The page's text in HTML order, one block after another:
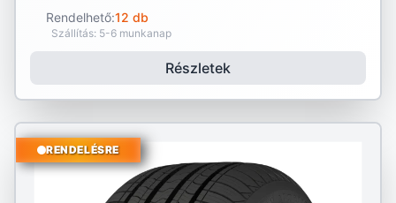
Rendelhető:12 db
Szállítás: 5-6 munkanap
Részletek
RENDELÉSRE